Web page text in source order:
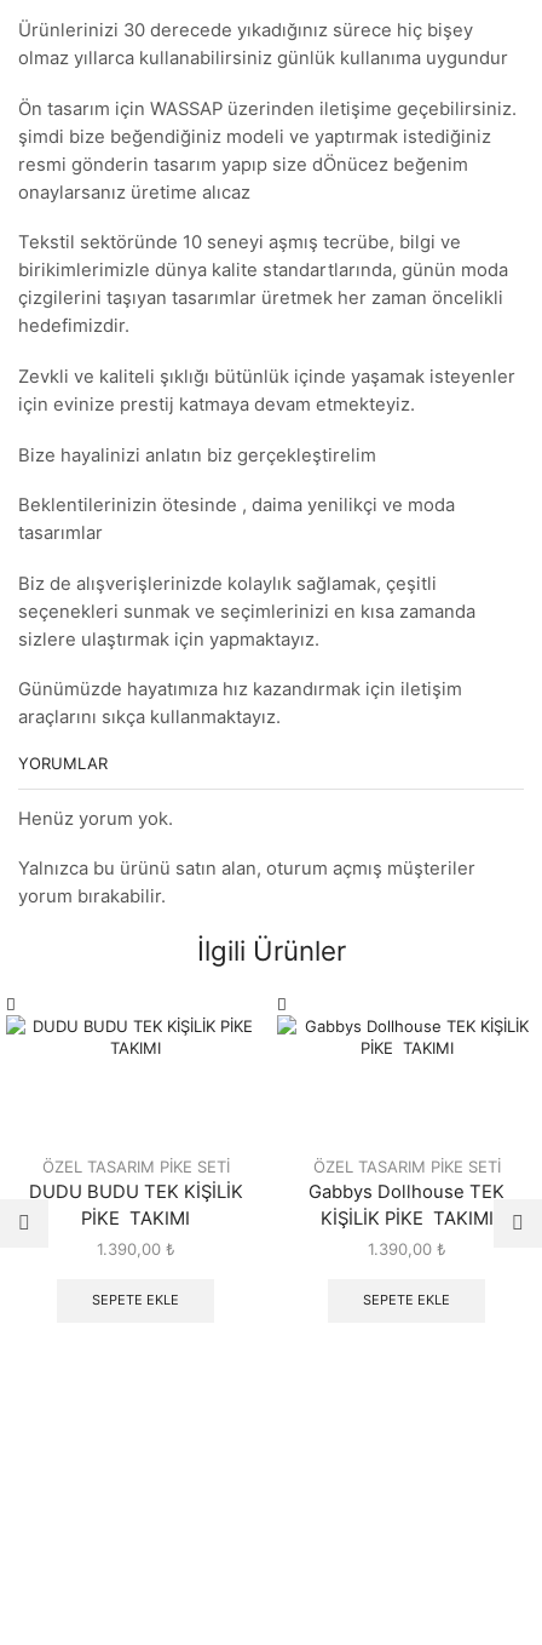
Ürünlerinizi 30 derecede yıkadığınız sürece hiç bişey
olmaz yıllarca kullanabilirsiniz günlük kullanıma uygundur
Ön tasarım için WASSAP üzerinden iletişime geçebilirsiniz.
şimdi bize beğendiğiniz modeli ve yaptırmak istediğiniz
resmi gönderin tasarım yapıp size dÖnücez beğenim
onaylarsanız üretime alıcaz
Tekstil sektöründe 10 seneyi aşmış tecrübe, bilgi ve
birikimlerimizle dünya kalite standartlarında, günün moda
çizgilerini taşıyan tasarımlar üretmek her zaman öncelikli
hedefimizdir.
Zevkli ve kaliteli şıklığı bütünlük içinde yaşamak isteyenler
için evinize prestij katmaya devam etmekteyiz.
Bize hayalinizi anlatın biz gerçekleştirelim
Beklentilerinizin ötesinde , daima yenilikçi ve moda
tasarımlar
Biz de alışverişlerinizde kolaylık sağlamak, çeşitli
seçenekleri sunmak ve seçimlerinizi en kısa zamanda
sizlere ulaştırmak için yapmaktayız.
Günümüzde hayatımıza hız kazandırmak için iletişim
araçlarını sıkça kullanmaktayız.
YORUMLAR
Henüz yorum yok.
Yalnızca bu ürünü satın alan, oturum açmış müşteriler
yorum bırakabilir.
İlgili Ürünler
ÖZEL TASARIM PİKE SETİ
DUDU BUDU TEK KİŞİLİK
PİKE TAKIMI
1.390,00 ₺
SEPETE EKLE
ÖZEL TASARIM PİKE SETİ
Gabbys Dollhouse TEK
KİŞİLİK PİKE TAKIMI
1.390,00 ₺
SEPETE EKLE